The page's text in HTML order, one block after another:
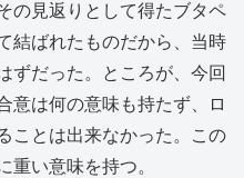
の見返りとして得たブタペ
結ばれたものだから、当時
ずだった。ところが、今回
意は何の意味も持たず、ロ
ことは出来なかった。この
重い意味を持つ。